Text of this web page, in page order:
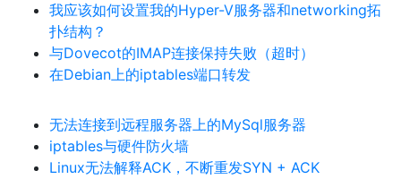
我应该如何设置我的Hyper-V服务器和networking拓
扑结构？
与Dovecot的IMAP连接保持失败（超时）
在Debian上的iptables端口转发
无法连接到远程服务器上的MySql服务器
iptables与硬件防火墙
Linux无法解释ACK，不断重发SYN + ACK